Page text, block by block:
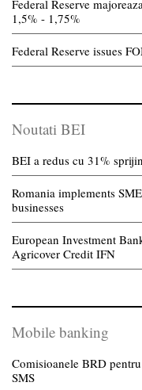
Federal Reserve
1,5% - 1,75%
Federal Reserve issues
Noutati BEI
BEI a redus cu 31%
Romania implements
businesses
European Investment
Agricover Credit IFN
Mobile banking
Comisioanele BRD
SMS